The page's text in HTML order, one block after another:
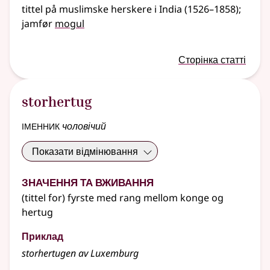
tittel på muslimske herskere i India (1526–1858);
jamfør mogul
Сторінка статті
storhertug
іменник чоловічий
Показати відмінювання
Значення та вживання
(tittel for) fyrste med rang mellom konge og
hertug
Приклад
storhertugen av Luxemburg